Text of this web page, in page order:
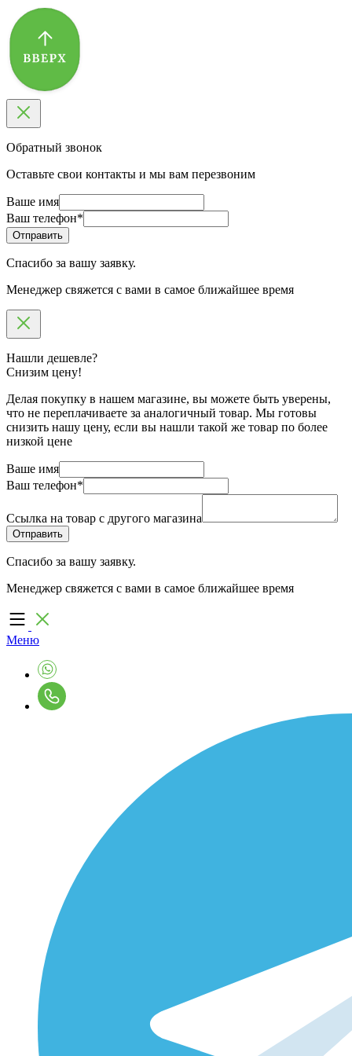
Обратный звонок
Оставьте свои контакты и мы вам перезвоним
Ваше имя
Ваш телефон*
Спасибо за вашу заявку.
Менеджер свяжется с вами в самое ближайшее время
Нашли дешевле?
Снизим цену!
Делая покупку в нашем магазине, вы можете быть уверены,
что не переплачиваете за аналогичный товар. Мы готовы
снизить нашу цену, если вы нашли такой же товар по более
низкой цене
Ваше имя
Ваш телефон*
Ссылка на товар с другого магазина
Спасибо за вашу заявку.
Менеджер свяжется с вами в самое ближайшее время
Меню